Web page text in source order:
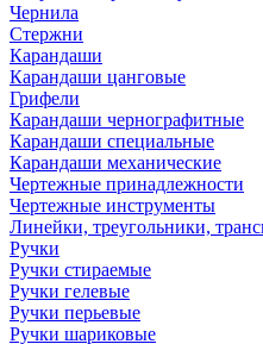
Чернила
Стержни
Карандаши
Карандаши цанговые
Грифели
Карандаши чернографитные
Карандаши специальные
Карандаши механические
Чертежные принадлежности
Чертежные инструменты
Линейки, треугольники,
Ручки
Ручки стираемые
Ручки гелевые
Ручки перьевые
Ручки шариковые